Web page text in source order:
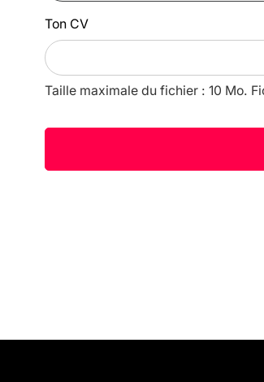
Ton CV
Taille maximale du fichier : 10 Mo.